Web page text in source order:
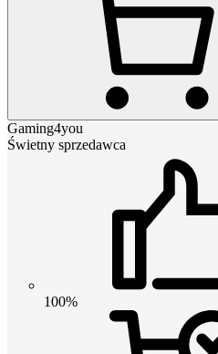
Gaming4you
Świetny sprzedawca
100%